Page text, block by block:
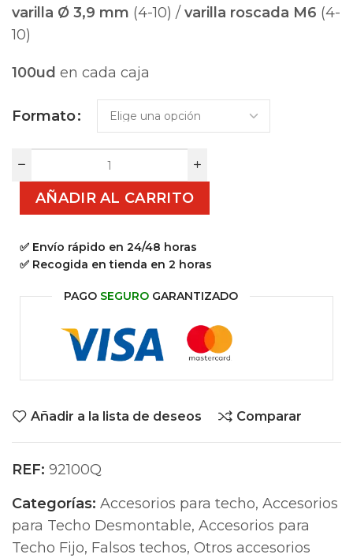
varilla Ø 3,9 mm (4-10) / varilla roscada M6 (4-
10)
100ud en cada caja
Formato
AÑADIR AL CARRITO
✅ Envío rápido en 24/48 horas
✅ Recogida en tienda en 2 horas
PAGO SEGURO GARANTIZADO
Añadir a la lista de deseos Comparar
REF: 92100Q
Categorías: Accesorios para techo, Accesorios
para Techo Desmontable, Accesorios para
Techo Fijo, Falsos techos, Otros accesorios